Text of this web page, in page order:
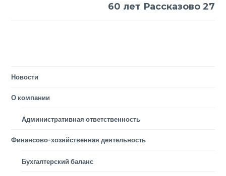
60 лет Рассказово 27
Новости
О компании
Административная ответственность
Финансово-хозяйственная деятельность
Бухгалтерский баланс